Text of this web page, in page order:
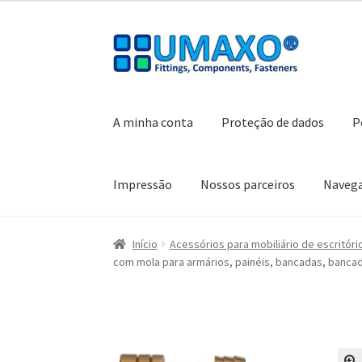
Ir
para
Saltar
para
A minha conta
Proteção de dados
Impressão Nossos parceiros
Início A minha conta Caixa registadora
Início
Acessórios para mobiliário de
com mola para armários, painéis, bancadas,